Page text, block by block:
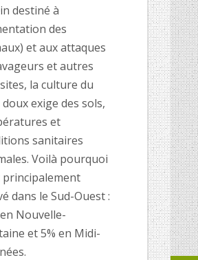
destiné à
des
et aux attaques
et autres
la culture du
doux exige des sols,
et
sanitaires
Voilà pourquoi
principalement
dans le Sud-Ouest :
Nouvelle-
et 5% en Midi-